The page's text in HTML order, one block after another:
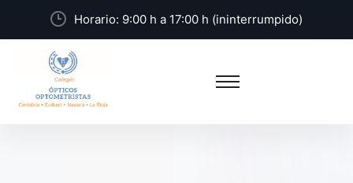
Horario: 9:00 h a 17:00 h (ininterrumpido)